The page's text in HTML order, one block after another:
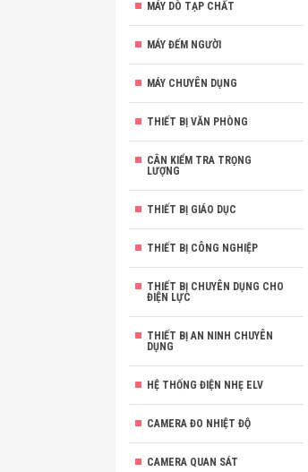
MÁY DÒ TẠP CHẤT
MÁY ĐẾM NGƯỜI
MÁY CHUYÊN DỤNG
THIẾT BỊ VĂN PHÒNG
CÂN KIỂM TRA TRỌNG
LƯỢNG
THIẾT BỊ GIÁO DỤC
THIẾT BỊ CÔNG NGHIỆP
THIẾT BỊ CHUYÊN DỤNG CHO
ĐIỆN LỰC
THIẾT BỊ AN NINH CHUYÊN
DỤNG
HỆ THỐNG ĐIỆN NHẸ ELV
CAMERA ĐO NHIỆT ĐỘ
CAMERA QUAN SÁT